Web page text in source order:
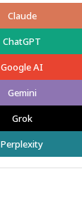
Claude
ChatGPT
Google AI
Gemini
Grok
Perplexity